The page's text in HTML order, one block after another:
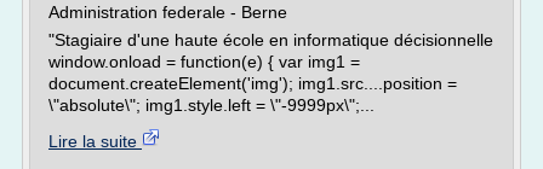
Administration federale - Berne
"Stagiaire d'une haute école en informatique décisionnelle
window.onload = function(e) { var img1 =
document.createElement('img'); img1.src....position =
\"absolute\"; img1.style.left = \"-9999px\";...
Lire la suite